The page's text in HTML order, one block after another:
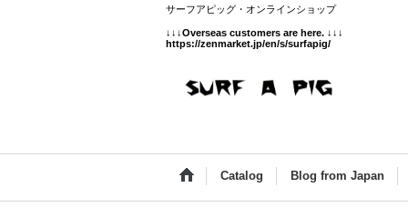
サーフアピッグ・オンラインショップ
↓↓↓Overseas customers are here. ↓↓↓
https://zenmarket.jp/en/s/surfapig/
Catalog Blog from Japan